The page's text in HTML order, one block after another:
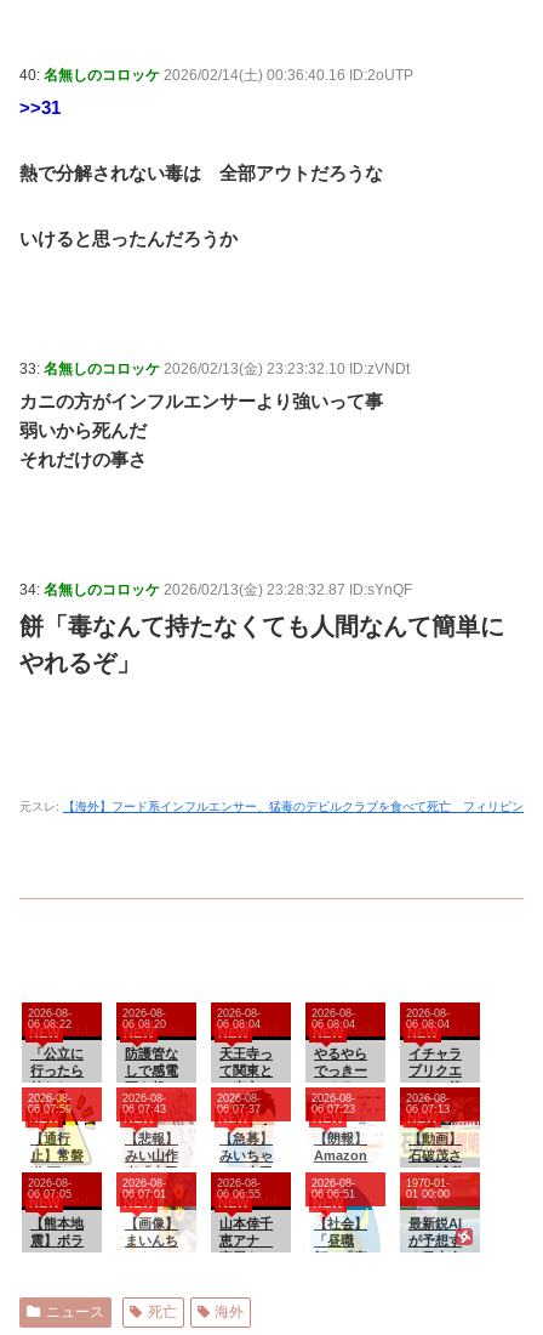
40: 名無しのコロッケ 2026/02/14(土) 00:36:40.16 ID:2oUTP
>>31
熱で分解されない毒は 全部アウトだろうな
いけると思ったんだろうか
33: 名無しのコロッケ 2026/02/13(金) 23:23:32.10 ID:zVNDt
カニの方がインフルエンサーより強いって事
弱いから死んだ
それだけの事さ
34: 名無しのコロッケ 2026/02/13(金) 23:28:32.87 ID:sYnQF
餅「毒なんて持たなくても人間なんて簡単に
やれるぞ」
元スレ: 【海外】フード系インフルエンサー、猛毒のデビルクラブを食べて死亡 フィリピン
「公立に
行ったら
笑われ
る」5歳か
ら受験漬
け。高校
まで公立
の39歳夫
が見た妻
の「ある
豹変」と
は【専門
家助言】
NEW
2026-08-
06 08:22
防護管な
しで感電
死を起こ
した某工
務店、
「そんな
危険な現
場お断り
しますわ!
と断って
正解やっ
たわ」と
業者が業
NEW
2026-08-
06 08:20
天王寺っ
て関東と
か東京で
言うとど
んなと
こ？
NEW
2026-08-
06 08:04
やるやら
でっきー
のクラス
転移ダン
ジョンサ
バイバ
ル・闇鍋
あんこ仕
立て 第
45話
NEW
2026-08-
06 08:04
イチャラ
ブリクエ
スト 第
29話
NEW
2026-08-
06 08:04
【通行
止】常磐
道 下り
南相馬IC
付近に故
障車 常
磐富岡
IC→南相
NEW
2026-08-
06 07:59
【悲報】
みい山作
者「山田
≒自分は
レイブン
クロー、
みいちゃ
んはハッ
級)」
NEW
2026-08-
06 07:43
【急募】
みいちゃ
んと山田
さんコラ
ボカフェ
に置いて
そうなメ
ニューｗ
ｗ
NEW
2026-08-
06 07:37
【朗報】
Amazon
で
「GANTZ
」が全巻
100円
NEW
2026-08-
06 07:23
【動画】
石破茂さ
ん、減税
に猛反対
した件を
必死に釈
明するも
更に大炎
NEW
2026-08-
06 07:13
【熊本地
震】ボラ
ンティア
て！」八
代市市長
NEW
2026-08-
06 07:05
【画像】
まいんち
ゃんこと
ッッッッ
ッッッッ
NEW
2026-08-
06 07:01
山本倖千
恵アナ
直履きレ
尻！！
【GIF動画
NEW
2026-08-
06 06:55
【社会】
「昼職
顔」「夜
NEW
2026-08-
06 06:51
最新鋭AI
が予想す
る日本人
1970-01-
01 00:00
ニュース 死亡 海外